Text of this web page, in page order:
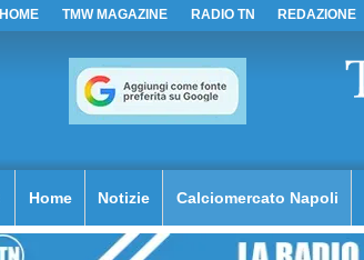
HOME TMW MAGAZINE RADIO TN REDAZIONE
Home Notizie Calciomercato Napoli